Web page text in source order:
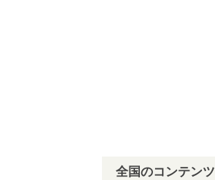
全国のコンテンツ